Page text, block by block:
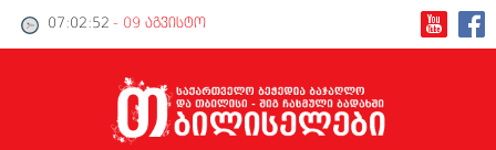
07:02:53 - 09 აგვისტო